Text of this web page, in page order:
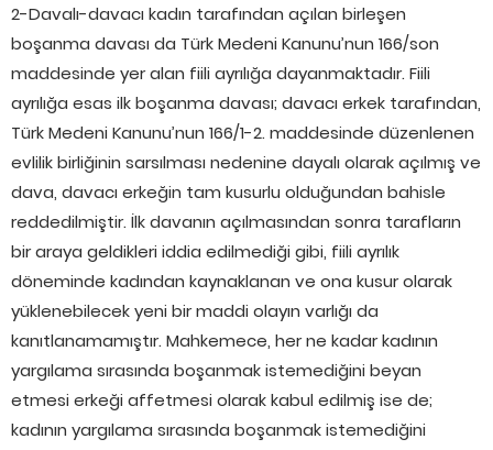
2-Davalı-davacı kadın tarafından açılan birleşen
boşanma davası da Türk Medeni Kanunu’nun 166/son
maddesinde yer alan fiili ayrılığa dayanmaktadır. Fiili
ayrılığa esas ilk boşanma davası; davacı erkek tarafından,
Türk Medeni Kanunu’nun 166/1-2. maddesinde düzenlenen
evlilik birliğinin sarsılması nedenine dayalı olarak açılmış ve
dava, davacı erkeğin tam kusurlu olduğundan bahisle
reddedilmiştir. İlk davanın açılmasından sonra tarafların
bir araya geldikleri iddia edilmediği gibi, fiili ayrılık
döneminde kadından kaynaklanan ve ona kusur olarak
yüklenebilecek yeni bir maddi olayın varlığı da
kanıtlanamamıştır. Mahkemece, her ne kadar kadının
yargılama sırasında boşanmak istemediğini beyan
etmesi erkeği affetmesi olarak kabul edilmiş ise de;
kadının yargılama sırasında boşanmak istemediğini